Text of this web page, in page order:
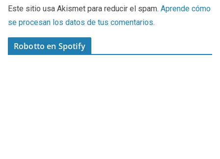
Este sitio usa Akismet para reducir el spam. Aprende cómo
se procesan los datos de tus comentarios.
Robotto en Spotify